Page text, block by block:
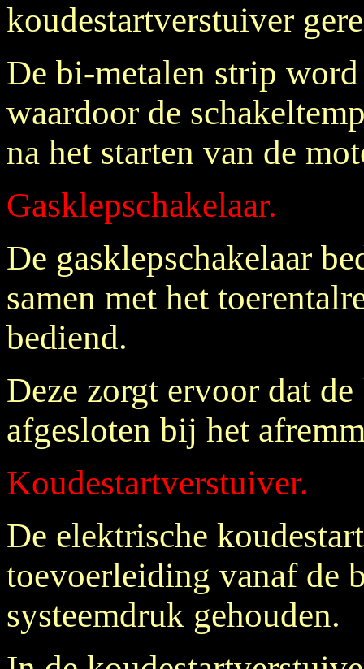
koudestartverstuiver
De bi-metalen strip
waardoor de
na het starten van de
Gasklepschakelaar.
De gasklepschakelaar
samen met het
bediend.
Deze zorgt ervoor dat
afgesloten bij het
Koudestartverstuiver.
De elektrische
toevoerleiding vanaf de
systeemdruk gehouden.